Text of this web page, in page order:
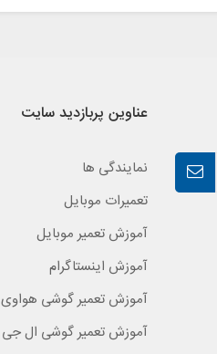
عناوین پربازدید سایت
نمایندگی ها
تعمیرات موبایل
آموزش تعمیر موبایل
آموزش اینستاگرام
آموزش تعمیر گوشی هواوی
آموزش تعمیر گوشی ال جی